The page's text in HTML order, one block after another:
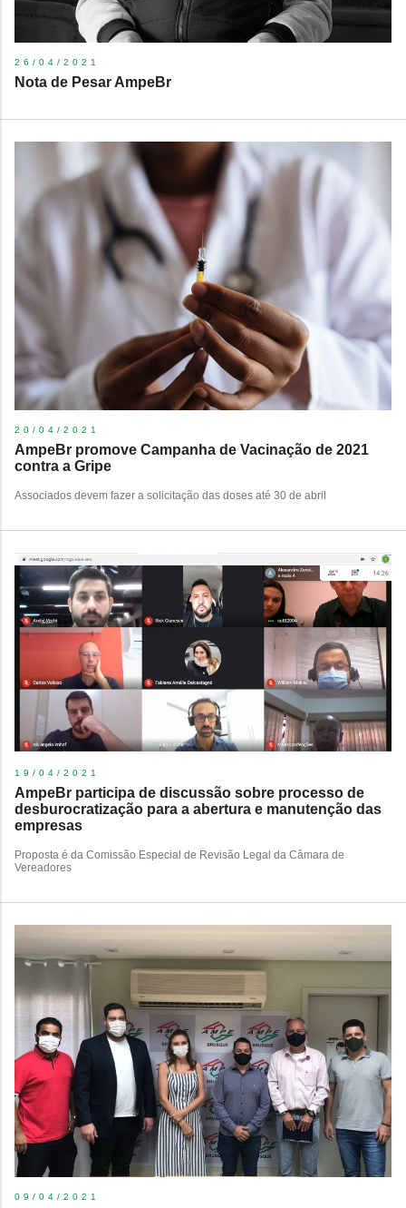
26/04/2021
Nota de Pesar AmpeBr
20/04/2021
AmpeBr promove Campanha de Vacinação de 2021
contra a Gripe
Associados devem fazer a solicitação das doses até 30 de abril
19/04/2021
AmpeBr participa de discussão sobre processo de
desburocratização para a abertura e manutenção das
empresas
Proposta é da Comissão Especial de Revisão Legal da Câmara de
Vereadores
09/04/2021